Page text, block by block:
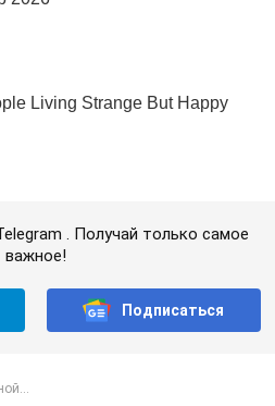
. Получай только самое
важное!
Подписаться